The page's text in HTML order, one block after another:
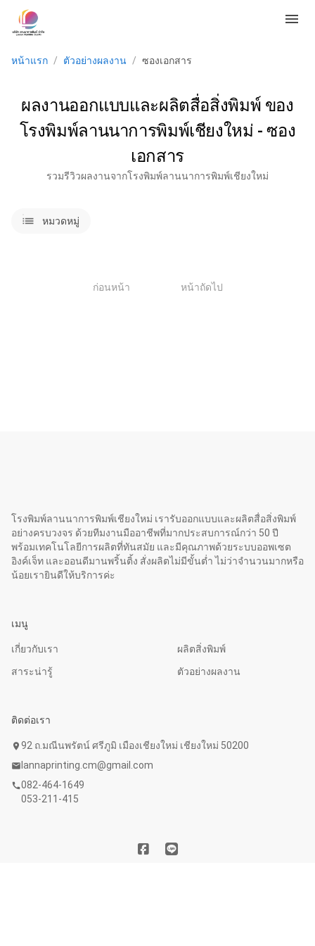
menu
หน้าแรก / ตัวอย่างผลงาน / ซองเอกสาร
ผลงานออกแบบและผลิตสื่อสิ่งพิมพ์ ของ
โรงพิมพ์ลานนาการพิมพ์เชียงใหม่ - ซอง
เอกสาร
รวมรีวิวผลงานจากโรงพิมพ์ลานนาการพิมพ์เชียงใหม่
listsหมวดหมู่
ก่อนหน้า หน้าถัดไป
โรงพิมพ์ลานนาการพิมพ์เชียงใหม่ เรารับออกแบบและผลิตสื่อสิ่งพิมพ์
อย่างครบวงจร ด้วยทีมงานมืออาชีพที่มากประสบการณ์กว่า 50 ปี
พร้อมเทคโนโลยีการผลิตที่ทันสมัย และมีคุณภาพด้วยระบบออพเซต
อิงค์เจ็ท และออนดีมานพริ้นติ้ง สั่งผลิตไม่มีขั้นต่ำ ไม่ว่าจำนวนมากหรือ
น้อยเรายินดีให้บริการค่ะ
เมนู
เกี่ยวกับเรา
ผลิตสิ่งพิมพ์
สาระน่ารู้
ตัวอย่างผลงาน
ติดต่อเรา
location_on 92 ถ.มณีนพรัตน์ ศรีภูมิ เมืองเชียงใหม่ เชียงใหม่ 50200
mail lannaprinting.cm@gmail.com
call082-464-1649
053-211-415